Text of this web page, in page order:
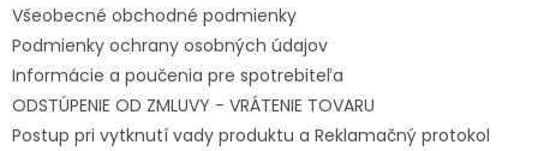
Všeobecné obchodné podmienky
Podmienky ochrany osobných údajov
Informácie a poučenia pre spotrebiteľa
ODSTÚPENIE OD ZMLUVY - VRÁTENIE TOVARU
Postup pri vytknutí vady produktu a Reklamačný protokol